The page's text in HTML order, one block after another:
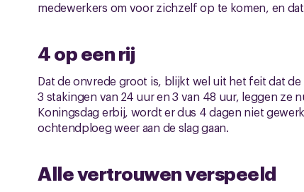
medewerkers om voor zichzelf op te komen, en
4 op een rij
Dat de onvrede groot is, blijkt wel uit het feit dat
3 stakingen van 24 uur en 3 van 48 uur, leggen ze
Koningsdag erbij, wordt er dus 4 dagen niet
ochtendploeg weer aan de slag gaan.
Alle vertrouwen verspeeld